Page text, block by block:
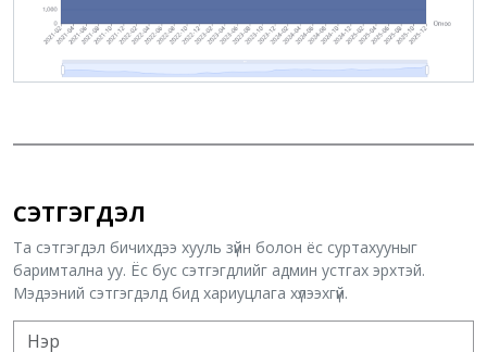
СЭТГЭГДЭЛ
Та сэтгэгдэл бичихдээ хууль зүйн болон ёс суртахууныг
баримтална уу. Ёс бус сэтгэгдлийг админ устгах эрхтэй.
Мэдээний сэтгэгдэлд бид хариуцлага хүлээхгүй.